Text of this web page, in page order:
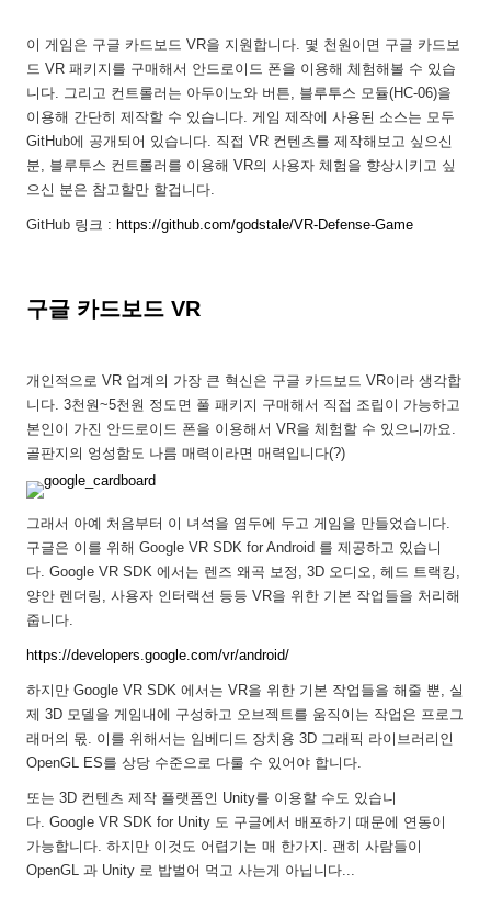
이 게임은 구글 카드보드 VR을 지원합니다. 몇 천원이면 구글 카드보
드 VR 패키지를 구매해서 안드로이드 폰을 이용해 체험해볼 수 있습
니다. 그리고 컨트롤러는 아두이노와 버튼, 블루투스 모듈(HC-06)을
이용해 간단히 제작할 수 있습니다. 게임 제작에 사용된 소스는 모두
GitHub에 공개되어 있습니다. 직접 VR 컨텐츠를 제작해보고 싶으신
분, 블루투스 컨트롤러를 이용해 VR의 사용자 체험을 향상시키고 싶
으신 분은 참고할만 할겁니다.
GitHub 링크 : https://github.com/godstale/VR-Defense-Game
구글 카드보드 VR
개인적으로 VR 업계의 가장 큰 혁신은 구글 카드보드 VR이라 생각합
니다. 3천원~5천원 정도면 풀 패키지 구매해서 직접 조립이 가능하고
본인이 가진 안드로이드 폰을 이용해서 VR을 체험할 수 있으니까요.
골판지의 엉성함도 나름 매력이라면 매력입니다(?)
그래서 아예 처음부터 이 녀석을 염두에 두고 게임을 만들었습니다.
구글은 이를 위해 Google VR SDK for Android 를 제공하고 있습니
다. Google VR SDK 에서는 렌즈 왜곡 보정, 3D 오디오, 헤드 트랙킹,
양안 렌더링, 사용자 인터랙션 등등 VR을 위한 기본 작업들을 처리해
줍니다.
https://developers.google.com/vr/android/
하지만 Google VR SDK 에서는 VR을 위한 기본 작업들을 해줄 뿐, 실
제 3D 모델을 게임내에 구성하고 오브젝트를 움직이는 작업은 프로그
래머의 몫. 이를 위해서는 임베디드 장치용 3D 그래픽 라이브러리인
OpenGL ES를 상당 수준으로 다룰 수 있어야 합니다.
또는 3D 컨텐츠 제작 플랫폼인 Unity를 이용할 수도 있습니
다. Google VR SDK for Unity 도 구글에서 배포하기 때문에 연동이
가능합니다. 하지만 이것도 어렵기는 매 한가지. 괜히 사람들이
OpenGL 과 Unity 로 밥벌어 먹고 사는게 아닙니다...